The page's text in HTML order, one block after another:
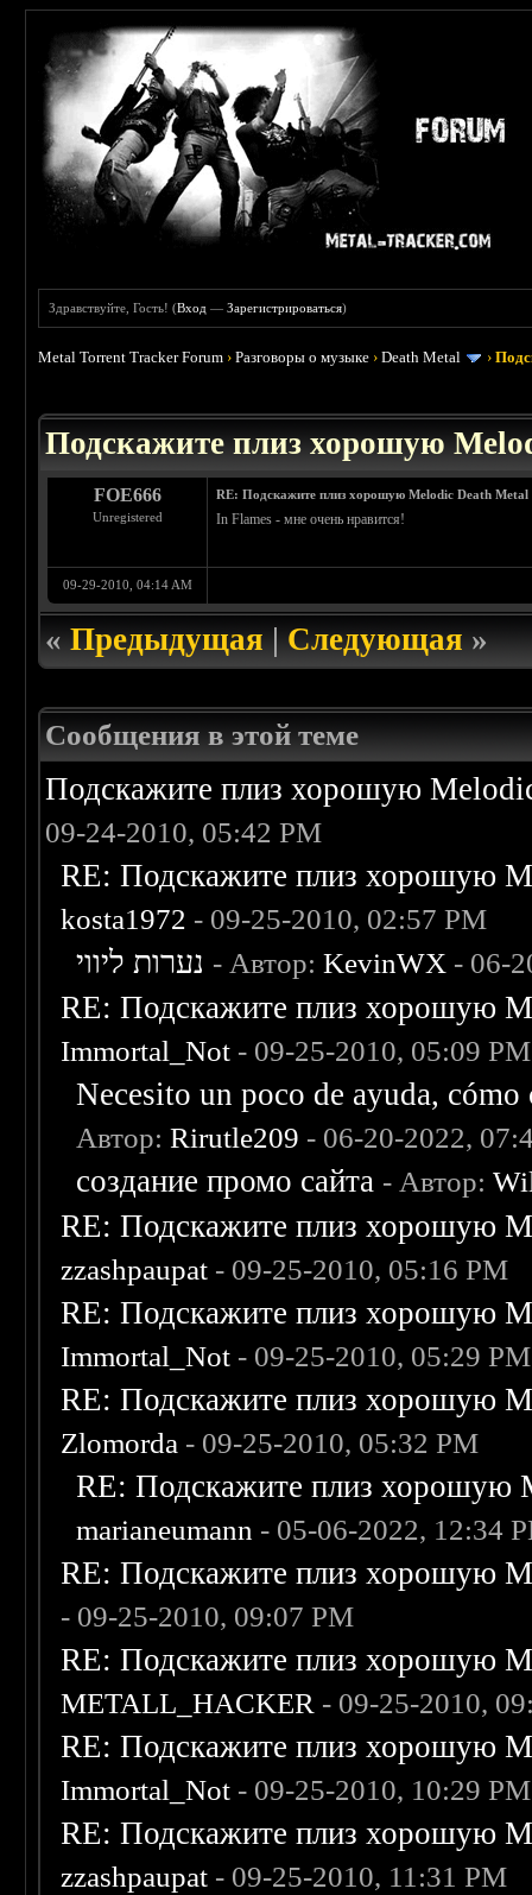
Здравствуйте, Гость! (Вход —Зарегистрироваться)
Metal Torrent Tracker Forum ›Разговоры о музыке ›Death Metal ›
Подскажите плиз хорошую
FOE666
Unregistered
RE: Подскажите плиз хорошую Melodic Death Metal
In Flames - мне очень нравится!
09-29-2010, 04:14 AM
«Предыдущая|Следующая»
Сообщения в этой теме
Подскажите плиз хорошую
09-24-2010, 05:42 PM
RE: Подскажите плиз хорошую
kosta1972 - 09-25-2010, 02:57 PM
נערות ליווי - Автор:KevinWX - 06-
RE: Подскажите плиз хорошую
Immortal_Not - 09-25-2010, 05:09 PM
Necesito un poco de ayuda,
Автор:Rirutle209 - 06-20-2022,
создание промо сайта - Автор:
RE: Подскажите плиз хорошую
zzashpaupat - 09-25-2010, 05:16 PM
RE: Подскажите плиз хорошую
Immortal_Not - 09-25-2010, 05:29 PM
RE: Подскажите плиз хорошую
Zlomorda - 09-25-2010, 05:32 PM
RE: Подскажите плиз хорошую
marianeumann - 05-06-2022, 12:34
RE: Подскажите плиз хорошую
- 09-25-2010, 09:07 PM
RE: Подскажите плиз хорошую
METALL_HACKER - 09-25-2010,
RE: Подскажите плиз хорошую
Immortal_Not - 09-25-2010, 10:29 PM
RE: Подскажите плиз хорошую
zzashpaupat - 09-25-2010, 11:31 PM